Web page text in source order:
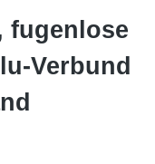
fugenlose
Verbund